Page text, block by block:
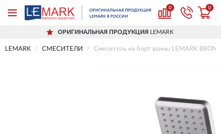
0 0
ОРИГИНАЛЬНАЯ ПРОДУКЦИЯ LEMARK
LEMARK СМЕСИТЕЛИ Смеситель на борт ванны LEMARK